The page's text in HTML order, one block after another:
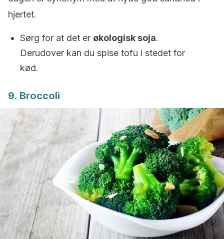
hjertet.
Sørg for at det er økologisk soja.
Derudover kan du spise tofu i stedet for
kød.
9. Broccoli